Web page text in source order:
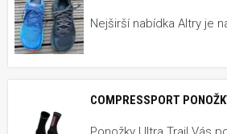
Nejširší nabídka Altry je
COMPRESSPORT